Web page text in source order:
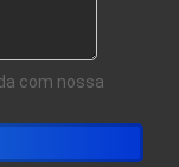
com nossa